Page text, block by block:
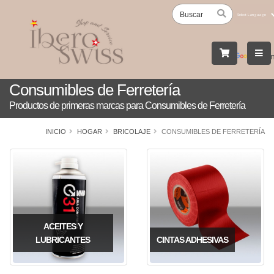
by
Consumibles de Ferretería
Productos de primeras marcas para Consumibles de Ferretería
INICIO HOGAR BRICOLAJE CONSUMIBLES DE FERRETERÍA
ACEITES Y
LUBRICANTES
CINTAS ADHESIVAS